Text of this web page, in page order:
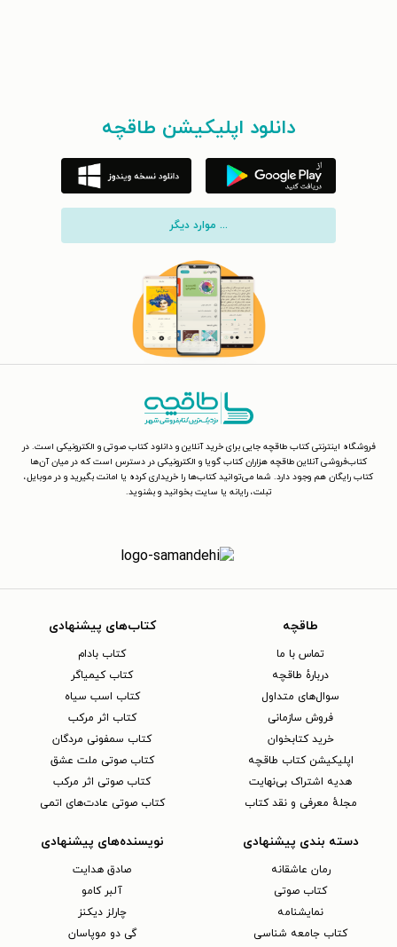
دانلود اپلیکیشن طاقچه
... موارد دیگر
فروشگاه اینترنتی کتاب طاقچه جایی برای خرید آنلاین و دانلود کتاب صوتی و الکترونیکی است. در
کتاب‌فروشی آنلاین طاقچه هزاران کتاب گویا و الکترونیکی در دسترس است که در میان آن‌ها
کتاب رایگان هم وجود دارد. شما می‌توانید کتاب‌ها را خریداری کرده یا امانت بگیرید و در موبایل،
تبلت، رایانه یا سایت بخوانید و بشنوید.
طاقچه
تماس با ما
دربارهٔ طاقچه
سوال‌های متداول
فروش سازمانی
خرید کتابخوان
اپلیکیشن کتاب طاقچه
هدیه اشتراک بی‌نهایت
مجلهٔ معرفی و نقد کتاب
کتاب‌های پیشنهادی
کتاب بادام
کتاب کیمیاگر
کتاب اسب سیاه
کتاب اثر مرکب
کتاب سمفونی مردگان
کتاب صوتی ملت عشق
کتاب صوتی اثر مرکب
کتاب صوتی عادت‌های اتمی
دسته بندی پیشنهادی
رمان عاشقانه
کتاب‌ صوتی
نمایشنامه
کتاب جامعه شناسی
نویسنده‌های پیشنهادی
صادق هدایت
آلبر کامو
چارلز دیکنز
گی دو موپاسان